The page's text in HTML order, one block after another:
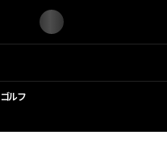
ゴルフ